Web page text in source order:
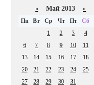
« Май 2013 »
Пн
Вт Ср Чт Пт Сб
1
2 3 4
6
7 8 9 10 11
13
14 15 16 17 18
20
21 22 23 24 25
27
28 29 30 31